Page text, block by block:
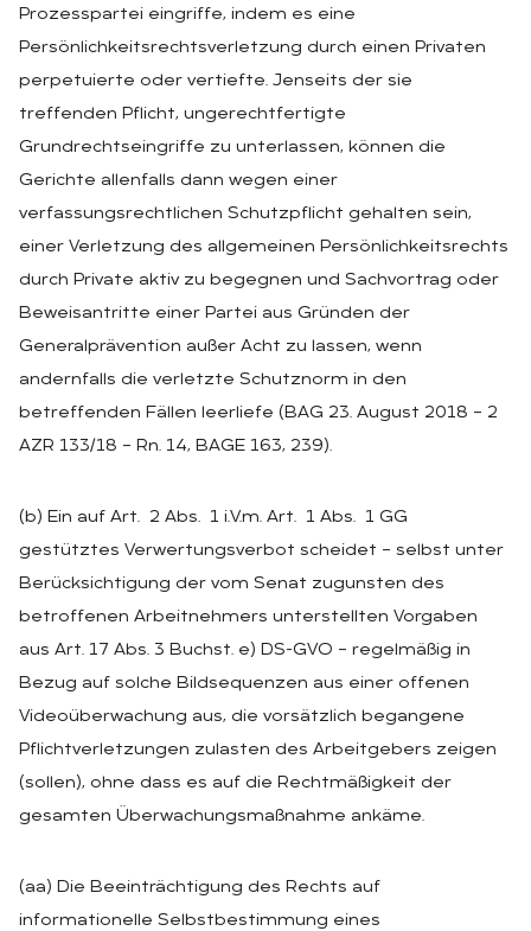
Prozesspartei eingriffe, indem es eine
Persönlichkeitsrechtsverletzung durch einen Privaten
perpetuierte oder vertiefte. Jenseits der sie
treffenden Pflicht, ungerechtfertigte
Grundrechtseingriffe zu unterlassen, können die
Gerichte allenfalls dann wegen einer
verfassungsrechtlichen Schutzpflicht gehalten sein,
einer Verletzung des allgemeinen Persönlichkeitsrechts
durch Private aktiv zu begegnen und Sachvortrag oder
Beweisantritte einer Partei aus Gründen der
Generalprävention außer Acht zu lassen, wenn
andernfalls die verletzte Schutznorm in den
betreffenden Fällen leerliefe (BAG 23. August 2018 – 2
AZR 133/18 – Rn. 14, BAGE 163, 239).
(b) Ein auf Art. 2 Abs. 1 i.V.m. Art. 1 Abs. 1 GG
gestütztes Verwertungsverbot scheidet – selbst unter
Berücksichtigung der vom Senat zugunsten des
betroffenen Arbeitnehmers unterstellten Vorgaben
aus Art. 17 Abs. 3 Buchst. e) DS-GVO – regelmäßig in
Bezug auf solche Bildsequenzen aus einer offenen
Videoüberwachung aus, die vorsätzlich begangene
Pflichtverletzungen zulasten des Arbeitgebers zeigen
(sollen), ohne dass es auf die Rechtmäßigkeit der
gesamten Überwachungsmaßnahme ankäme.
(aa) Die Beeinträchtigung des Rechts auf
informationelle Selbstbestimmung eines